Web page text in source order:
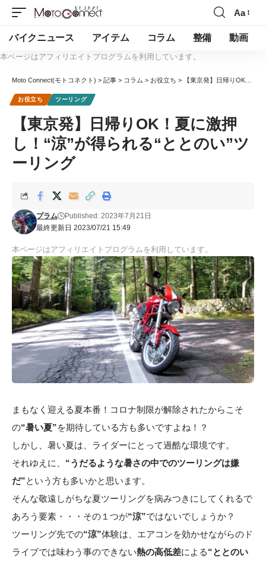
Aa
バイクニュース アイテム コラム 整備 動画
本ページはアフィリエイトプログラムを利用しています。
Moto Connect(モトコネクト) > 記事 > コラム > お役立ち > 【東京発】日帰りOK！夏に激押し！“涼”が得られる“ととのい”ツーリング
お役立ち ツーリング
【東京発】日帰りOK！夏に激押
し！“涼”が得られる“ととのい”ツ
ーリング
最終更新日 2023/07/21 15:49
プラム Published: 2023年7月21日
本ページはアフィリエイトプログラムを利用しています。
まもなく迎える夏本番！コロナ制限が解除されたからこそ
の“暑い夏”を期待している方も多いですよね！？
しかし、暑い夏は、ライダーにとって過酷な環境です。
それゆえに、 “うだるような暑さの中でのツーリングは嫌
だ”という方も多いかと思います。
そんな敬遠しがちな夏ツーリングを病みつきにしてくれるで
あろう要素・・・その１つが“涼”ではないでしょうか？
ツーリング先での“涼”体験は、エアコンを効かせながらのド
ライブでは味わう事のできない熱の高低差による“ととのい